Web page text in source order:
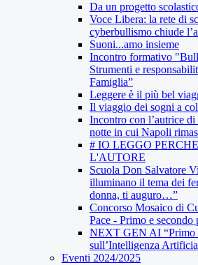
Da un progetto
Voce Libera: la rete di
cyberbullismo chiude
Suoni...amo insieme
Incontro formativo
Strumenti e
Famiglia”
Leggere è il più bel
Il viaggio dei sogni a
Incontro con l’autrice
notte in cui Napoli
# IO LEGGO
L'AUTORE
Scuola Don Salvatore
illuminano il tema dei
donna, ti auguro…”
Concorso Mosaico di
Pace - Primo e secondo
NEXT GEN AI “Primo
sull’Intelligenza
Eventi 2024/2025